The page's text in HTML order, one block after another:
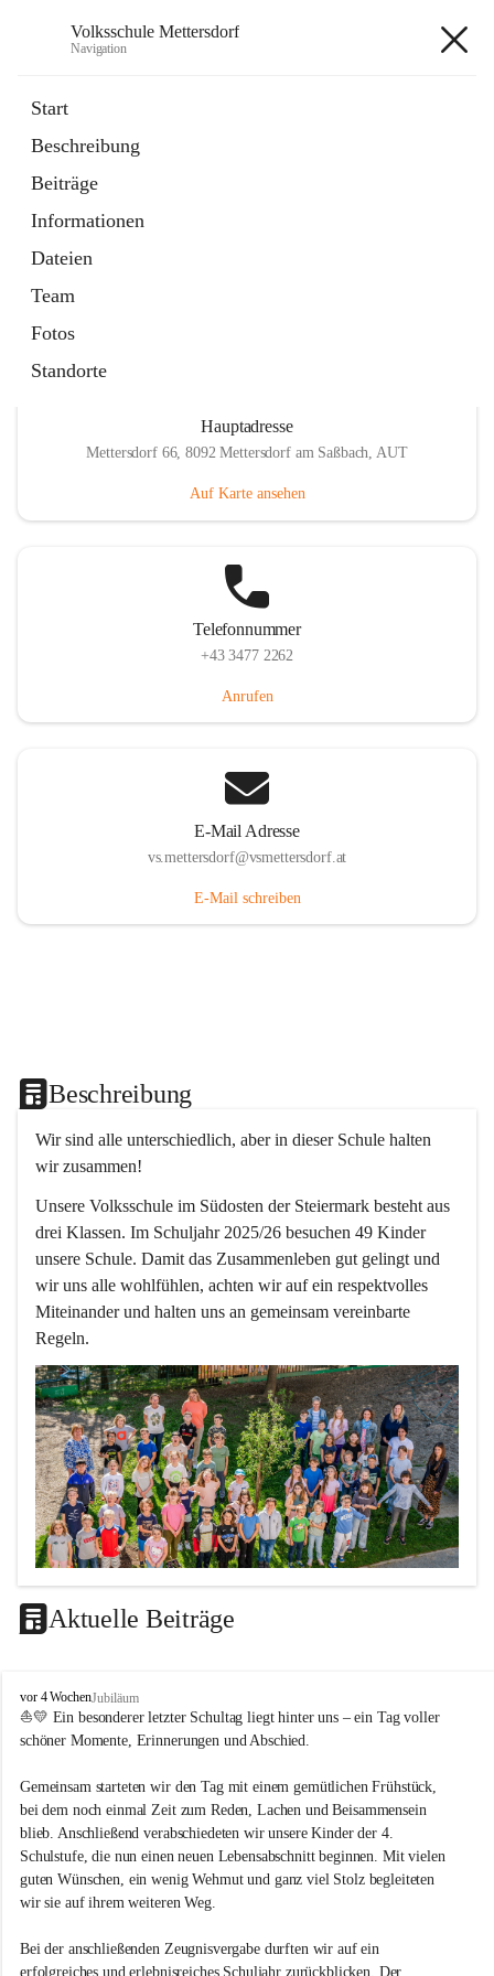
Volksschule Mettersdorf
Navigation
Start
Beschreibung
Beiträge
Informationen
Dateien
Team
Fotos
Standorte
Externe Webseite
in
Tab
Termine
Artikel
öffnet
in
neuem
Tab
Hauptadresse
Mettersdorf 66, 8092 Mettersdorf am Saßbach, AUT
Auf Karte ansehen
Telefonnummer
+43 3477 2262
Anrufen
E-Mail Adresse
vs.mettersdorf@vsmettersdorf.at
E-Mail schreiben
Beschreibung
Wir sind alle unterschiedlich, aber in dieser Schule halten
wir zusammen!
Unsere Volksschule im Südosten der Steiermark besteht aus
drei Klassen. Im Schuljahr 2025/26 besuchen 49 Kinder
unsere Schule. Damit das Zusammenleben gut gelingt und
wir uns alle wohlfühlen, achten wir auf ein respektvolles
Miteinander und halten uns an gemeinsam vereinbarte
Regeln.
Unterrichtsqualität
Es ist uns wichtig …
durch das Angebot verschiedener Unterrichtsformen
ein motiviertes Lernklima zu schaffen.
Grundtechniken zu vermitteln und zu üben.
die Selbsttätigkeit der SchülerInnen zu fördern.
dass die SchülerInnen ihre Stärken erkennen und ihre
durch ein Angebot verschiedener Lern-, Spiel- und
Erholungsbereiche die individuellen Bedürfnisse und
Aktuelle Beiträge
V
o
l
s
s
c
h
u
l
e
t
vor 4 WochenJubiläum
⛵💛 Ein besonderer letzter Schultag liegt hinter uns – ein Tag voller
schöner Momente, Erinnerungen und Abschied.
Gemeinsam starteten wir den Tag mit einem gemütlichen Frühstück,
bei dem noch einmal Zeit zum Reden, Lachen und Beisammensein
blieb. Anschließend verabschiedeten wir unsere Kinder der 4.
Schulstufe, die nun einen neuen Lebensabschnitt beginnen. Mit vielen
guten Wünschen, ein wenig Wehmut und ganz viel Stolz begleiteten
wir sie auf ihrem weiteren Weg.
Bei der anschließenden Zeugnisvergabe durften wir auf ein
erfolgreiches und erlebnisreiches Schuljahr zurückblicken. Der